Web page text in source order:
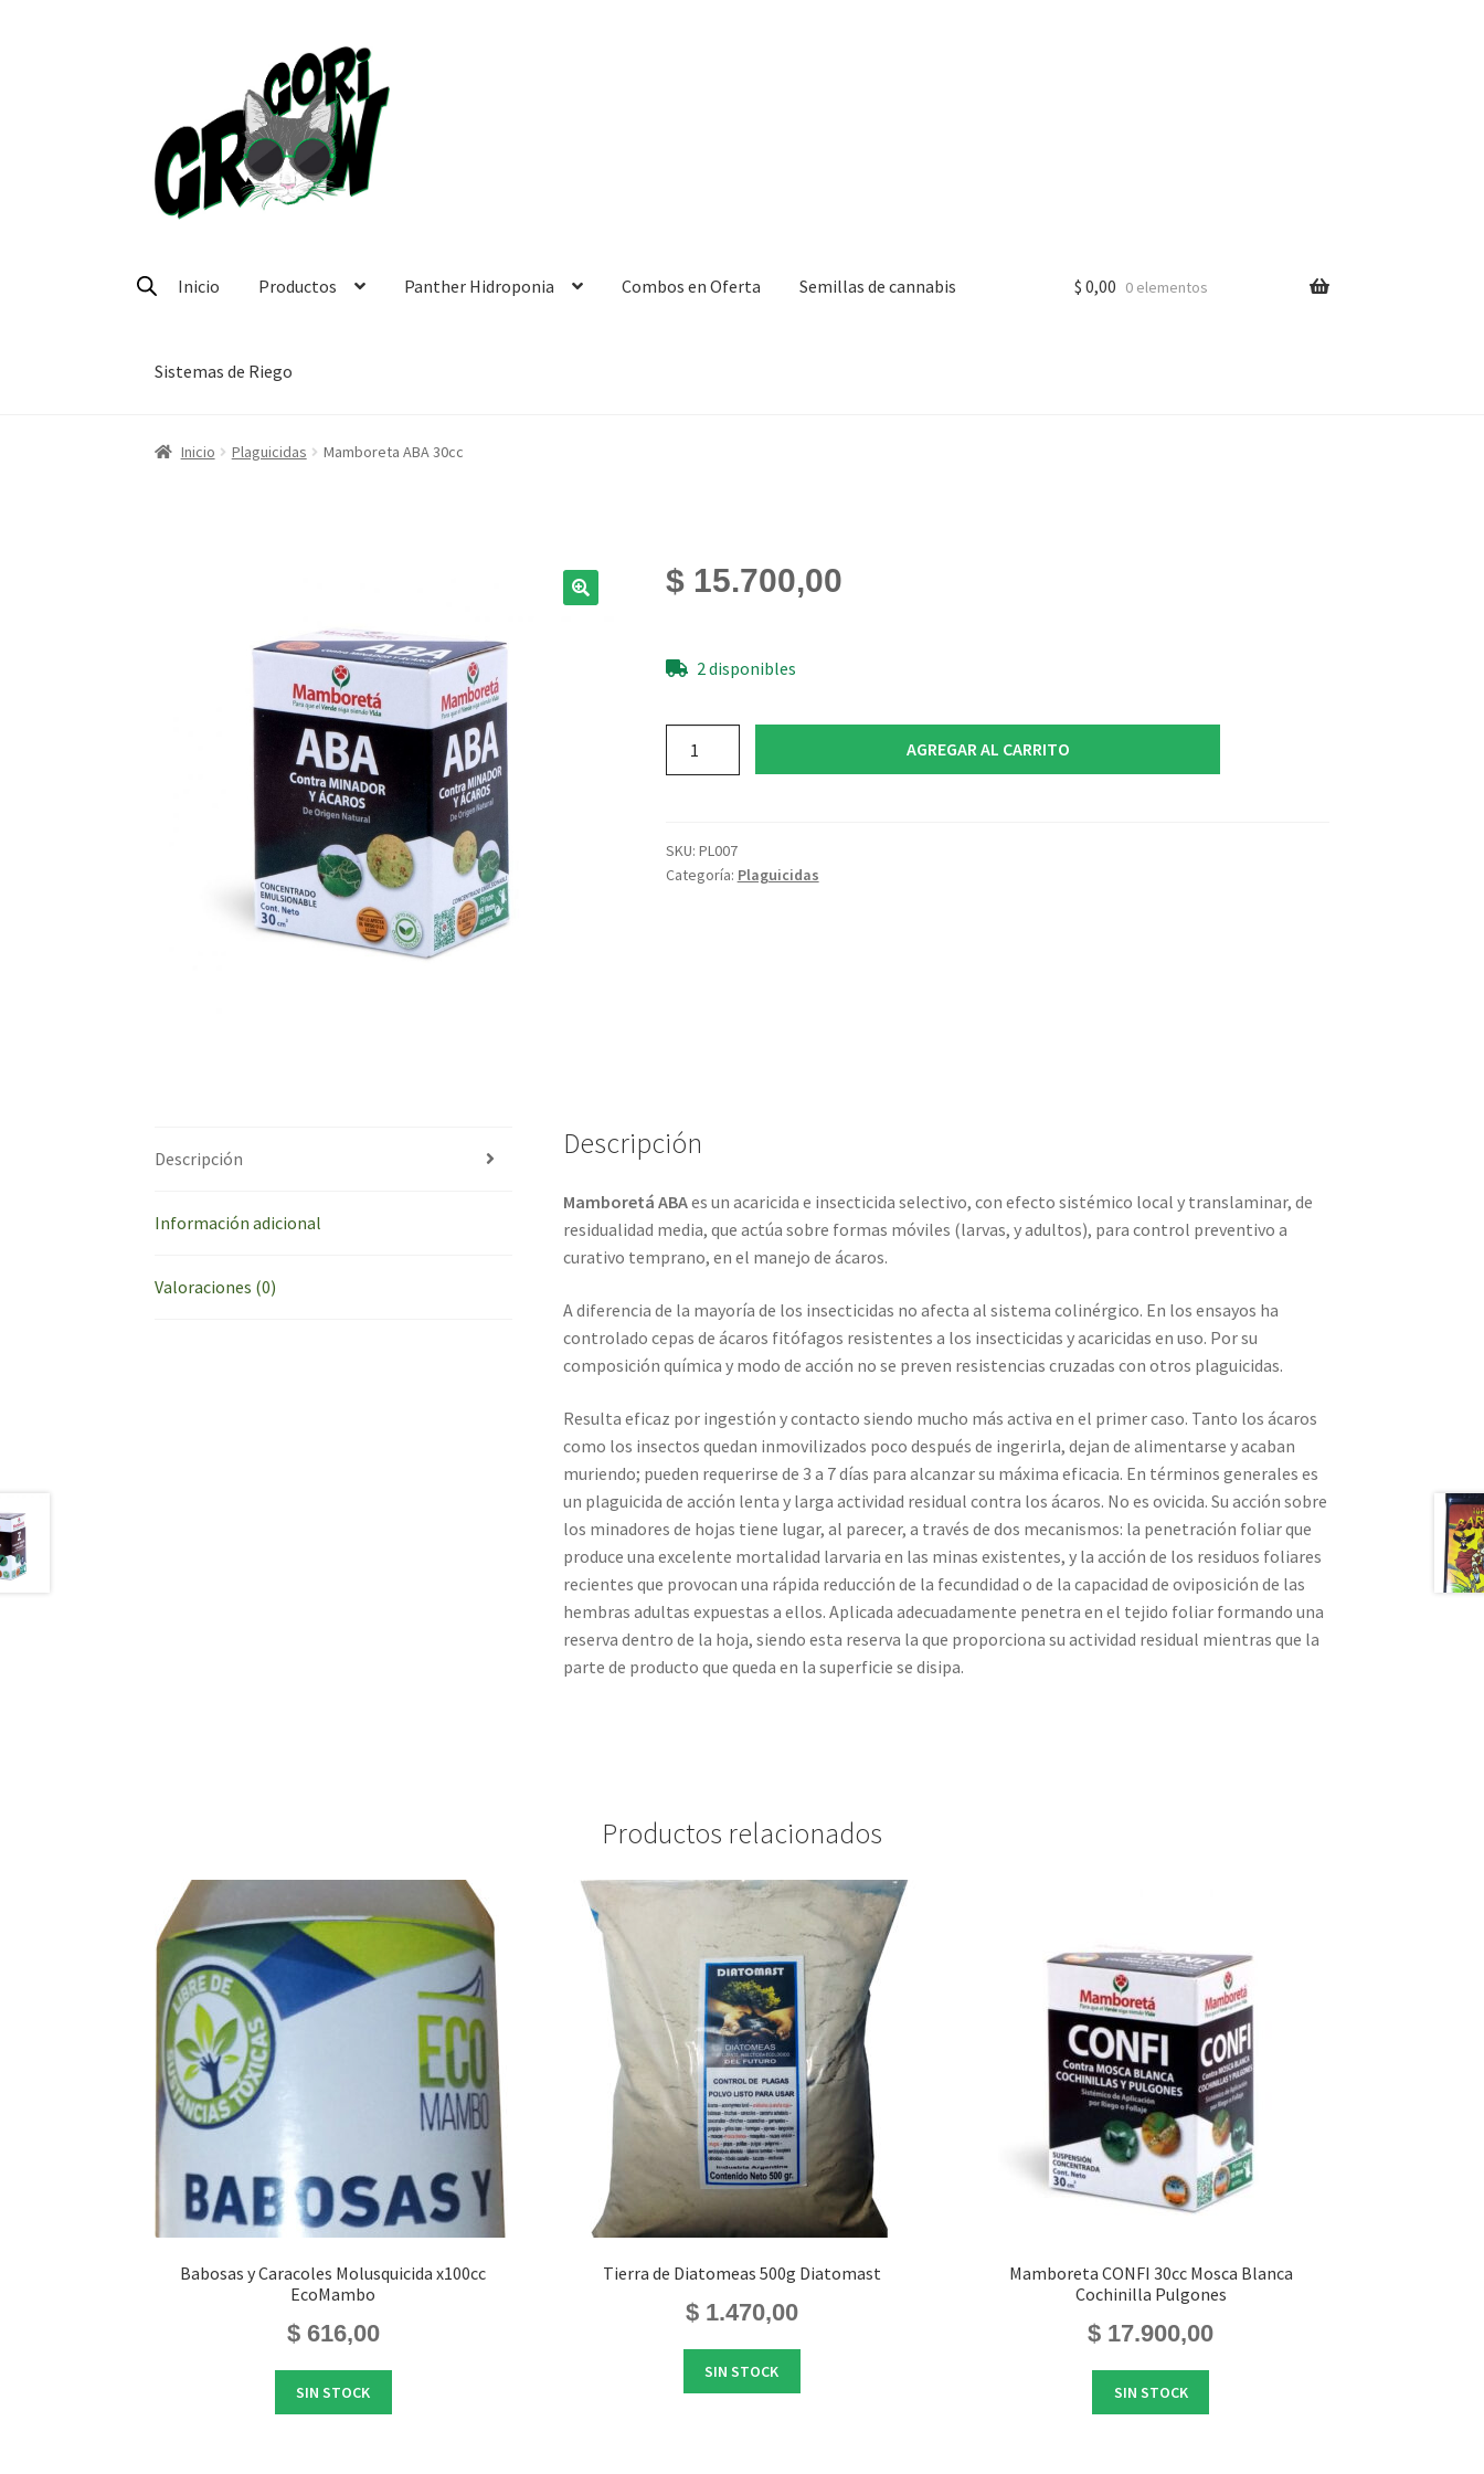
navegación
página
Inicio Productos Panther Hidroponia Combos en Oferta Semillas de cannabis
Sistemas de Riego
$ 0,00 0 elementos
Inicio Plaguicidas Mamboreta ABA 30cc
$15.700,00
2 disponibles
AGREGAR AL CARRITO
SKU: PL007
Categoría: Plaguicidas
Descripción
Información adicional
Valoraciones (0)
Descripción
Mamboretá ABAes un acaricida e insecticida selectivo, con efecto sistémico local y translaminar, de
residualidad media, que actúa sobre formas móviles (larvas, y adultos), para control preventivo a
curativo temprano, en el manejo de ácaros.
A diferencia de la mayoría de los insecticidas no afecta al sistema colinérgico. En los ensayos ha
controlado cepas de ácaros fitófagos resistentes a los insecticidas y acaricidas en uso. Por su
composición química y modo de acción no se preven resistencias cruzadas con otros plaguicidas.
Resulta eficaz por ingestión y contacto siendo mucho más activa en el primer caso. Tanto los ácaros
como los insectos quedan inmovilizados poco después de ingerirla, dejan de alimentarse y acaban
muriendo; pueden requerirse de 3 a 7 días para alcanzar su máxima eficacia. En términos generales es
un plaguicida de acción lenta y larga actividad residual contra los ácaros. No es ovicida. Su acción sobre
los minadores de hojas tiene lugar, al parecer, a través de dos mecanismos: la penetración foliar que
produce una excelente mortalidad larvaria en las minas existentes, y la acción de los residuos foliares
recientes que provocan una rápida reducción de la fecundidad o de la capacidad de oviposición de las
hembras adultas expuestas a ellos. Aplicada adecuadamente penetra en el tejido foliar formando una
reserva dentro de la hoja, siendo esta reserva la que proporciona su actividad residual mientras que la
parte de producto que queda en la superficie se disipa.
Productos relacionados
Babosas y Caracoles Molusquicida x100cc
EcoMambo
$616,00
SIN STOCK
Tierra de Diatomeas 500g Diatomast
$1.470,00
SIN STOCK
Mamboreta CONFI 30cc Mosca Blanca
Cochinilla Pulgones
$ 17.900,00
SIN STOCK